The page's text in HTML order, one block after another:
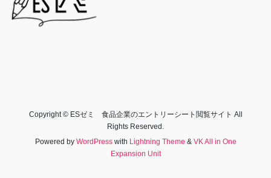
Copyright © ESゼミ 食品企業のエントリーシート閲覧サイト All
Rights Reserved.
Powered by WordPresswith Lightning Theme & VK All in One
Expansion Unit